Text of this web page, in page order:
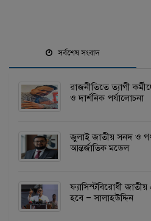
সর্বশেষ সংবাদ
রাজনীতিতে ত্যাগী
ও দার্শনিক পর্যালোচনা
জুলাই জাতীয় সনদ ও
আন্তর্জাতিক মডেল
ফ্যাসিস্টবিরোধী
হবে – সালাহউদ্দিন